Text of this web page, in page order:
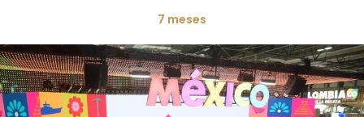
7 meses